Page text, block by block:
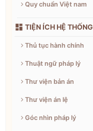
Quy chuẩn Việt nam
 TIỆN ÍCH HỆ THỐNG
Thủ tục hành chính
Thuật ngữ pháp lý
Thư viện bản án
Thư viện án lệ
Góc nhìn pháp lý